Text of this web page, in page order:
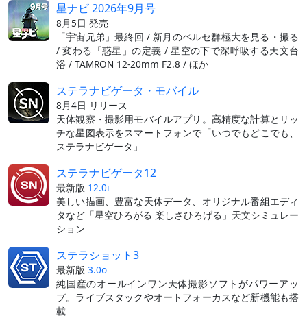
星ナビ 2026年9月号
8月5日 発売
「宇宙兄弟」最終回 / 新月のペルセ群極大を見る・撮る
/ 変わる「惑星」の定義 / 星空の下で深呼吸する天文台
浴 / TAMRON 12-20mm F2.8 / ほか
ステラナビゲータ・モバイル
8月4日 リリース
天体観察・撮影用モバイルアプリ。高精度な計算とリッ
チな星図表示をスマートフォンで「いつでもどこでも、
ステラナビゲータ」
ステラナビゲータ12
最新版 12.0i
美しい描画、豊富な天体データ、オリジナル番組エディ
タなど「星空ひろがる 楽しさひろげる」天文シミュレー
ション
ステラショット3
最新版 3.0o
純国産のオールインワン天体撮影ソフトがパワーアッ
プ。ライブスタックやオートフォーカスなど新機能も搭
載